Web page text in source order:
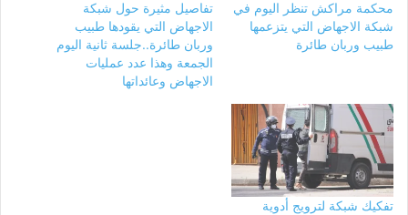
محكمة مراكش تنظر اليوم في
شبكة الاجهاض التي يتزعمها
طبيب وربان طائرة
تفاصيل مثيرة حول شبكة
الاجهاض التي يقودها طبيب
وربان طائرة..جلسة ثانية اليوم
الجمعة وهذا عدد عمليات
الاجهاض وعائداتها
تفكيك شبكة لترويج أدوية